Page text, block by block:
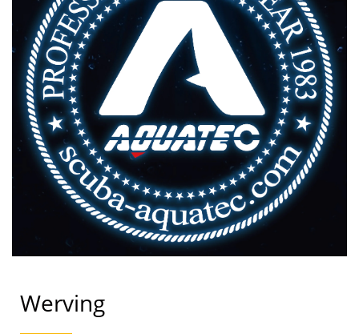
Werving